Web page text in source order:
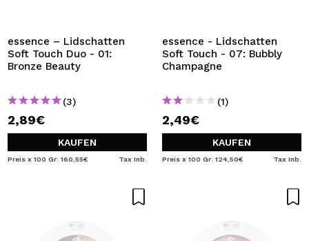
essence – Lidschatten
Soft Touch Duo - 01:
Bronze Beauty
(3)
2,89€
KAUFEN
Preis x 100 Gr: 160,55€ Tax Inb.
essence - Lidschatten
Soft Touch - 07: Bubbly
Champagne
(1)
2,49€
KAUFEN
Preis x 100 Gr: 124,50€ Tax Inb.